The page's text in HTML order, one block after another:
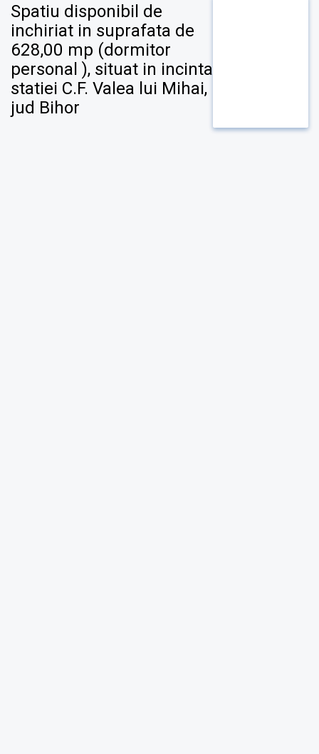
Spatiu disponibil de
inchiriat in suprafata de
628,00 mp (dormitor
personal ), situat in incinta
statiei C.F. Valea lui Mihai,
jud Bihor